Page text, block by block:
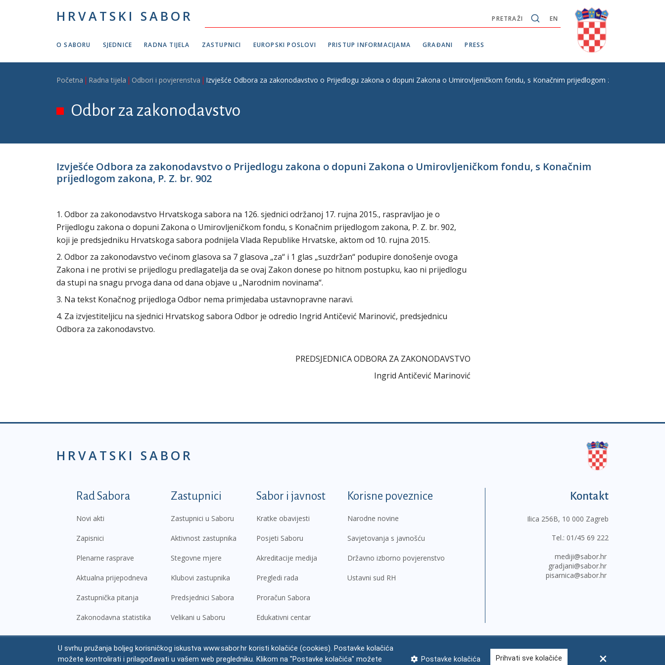
HRVATSKI SABOR EN
PRETRAŽI
O SABORU SJEDNICE RADNA TIJELA ZASTUPNICI EUROPSKI POSLOVI PRISTUP INFORMACIJAMA GRAĐANI PRESS
Breadcrumb
Početna Radna tijela Odbori i povjerenstva Izvješće Odbora za zakonodavstvo o Prijedlogu zakona o dopuni Zakona o Umirovljeničkom fondu, s Konačnim prijedlogom zakona, P. Z. br.
Odbor za zakonodavstvo
Izvješće Odbora za zakonodavstvo o Prijedlogu zakona o dopuni Zakona o Umirovljeničkom fondu, s Konačnim
prijedlogom zakona, P. Z. br. 902
1. Odbor za zakonodavstvo Hrvatskoga sabora na 126. sjednici održanoj 17. rujna 2015., raspravljao je o
Prijedlogu zakona o dopuni Zakona o Umirovljeničkom fondu, s Konačnim prijedlogom zakona, P. Z. br. 902,
koji je predsjedniku Hrvatskoga sabora podnijela Vlada Republike Hrvatske, aktom od 10. rujna 2015.
2. Odbor za zakonodavstvo većinom glasova sa 7 glasova „za“ i 1 glas „suzdržan“ podupire donošenje ovoga
Zakona i ne protivi se prijedlogu predlagatelja da se ovaj Zakon donese po hitnom postupku, kao ni prijedlogu
da stupi na snagu prvoga dana od dana objave u „Narodnim novinama“.
3. Na tekst Konačnog prijedloga Odbor nema primjedaba ustavnopravne naravi.
4. Za izvjestiteljicu na sjednici Hrvatskog sabora Odbor je odredio Ingrid Antičević Marinović, predsjednicu
Odbora za zakonodavstvo.
PREDSJEDNICA ODBORA ZA ZAKONODAVSTVO
Ingrid Antičević Marinović
HRVATSKI SABOR
Podnožje prvi izbornik
Rad Sabora
Novi akti
Zapisnici
Plenarne rasprave
Aktualna prijepodneva
Zastupnička pitanja
Zakonodavna statistika
Zastupnici
Zastupnici u Saboru
Aktivnost zastupnika
Stegovne mjere
Klubovi zastupnika
Predsjednici Sabora
Velikani u Saboru
Sabor i javnost
Kratke obavijesti
Posjeti Saboru
Akreditacije medija
Pregledi rada
Proračun Sabora
Edukativni centar
Korisne poveznice
Narodne novine
Savjetovanja s javnošću
Državno izborno povjerenstvo
Ustavni sud RH
Kontakt
Ilica 256B, 10 000 Zagreb
Tel.: 01/45 69 222
mediji@sabor.hr
gradjani@sabor.hr
pisarnica@sabor.hr
© Hrvatski sabor, 2026 Pravne napomene Izjava o pristupačnosti Zaštita osobnih podataka Impressum Česta pitanja Kontakti Mapa weba
U svrhu pružanja boljeg korisničkog iskustva www.sabor.hr koristi kolačiće (cookies). Postavke kolačića
možete kontrolirati i prilagođavati u vašem web pregledniku. Klikom na "Postavke kolačića" možete
Postavke kolačića Prihvati sve kolačiće